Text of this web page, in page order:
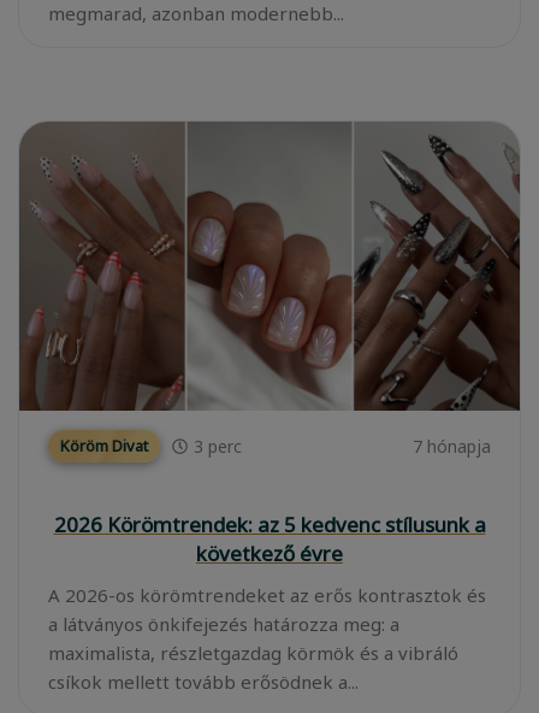
megmarad, azonban modernebb...
Köröm Divat 3 perc 7 hónapja
2026 Körömtrendek: az 5 kedvenc stílusunk a
következő évre
A 2026-os körömtrendeket az erős kontrasztok és
a látványos önkifejezés határozza meg: a
maximalista, részletgazdag körmök és a vibráló
csíkok mellett tovább erősödnek a...